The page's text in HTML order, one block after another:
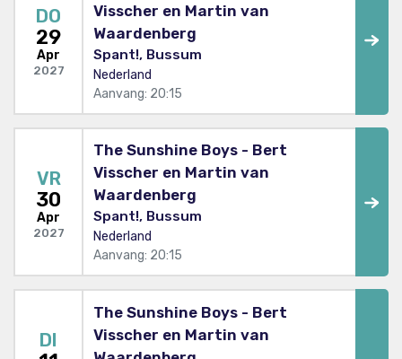
DO
29
Apr
2027
Visscher en Martin van
Waardenberg
Spant!, Bussum
Nederland
Aanvang: 20:15
VR
30
Apr
2027
The Sunshine Boys - Bert
Visscher en Martin van
Waardenberg
Spant!, Bussum
Nederland
Aanvang: 20:15
DI
The Sunshine Boys - Bert
Visscher en Martin van